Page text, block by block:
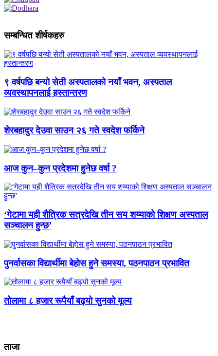
सम्बन्धित शीर्षकहरु
९ वर्षपछि बन्यो सेती अस्पतालको नयाँ भवन, अस्पताल
व्यवस्थापनलाई हस्तान्तरण
शेरबहादुर देउवा साउन २६ गते स्वदेश फर्किने
आज कुन–कुन प्रदेशमा हुनेछ वर्षा ?
‘गेटामा यही शैत्रिक सत्रदेखि तीन सय शय्याको शिक्षण अस्पताल
सञ्चालन हुन्छ’
पुनर्वासका विद्यार्थीमा बेहोस हुने समस्या, पठनपाठन प्रभावित
तोलामा ८ हजार रूपैयाँ बढ्यो सुनको मूल्य
ताजा